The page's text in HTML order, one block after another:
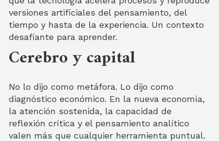
versiones artificiales del pensamiento, del
tiempo y hasta de la experiencia. Un contexto
desafiante para aprender.
Cerebro y capital
No lo dijo como metáfora. Lo dijo como
diagnóstico económico. En la nueva economía,
la atención sostenida, la capacidad de
reflexión crítica y el pensamiento analítico
valen más que cualquier herramienta puntual.